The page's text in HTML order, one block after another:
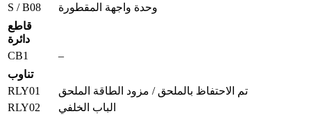
S / B08
وحدة واجهة المقطورة
قاطع
دائرة
CB1
–
تناوب
RLY01
تم الاحتفاظ بالملحق / مزود الطاقة الملحق
RLY02
الباب الخلفي